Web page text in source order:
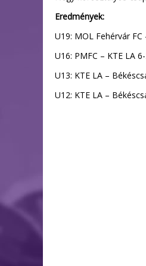
Eredmények:
U19: MOL Fehérvár FC
U16: PMFC – KTE LA
U13: KTE LA –
U12: KTE LA –